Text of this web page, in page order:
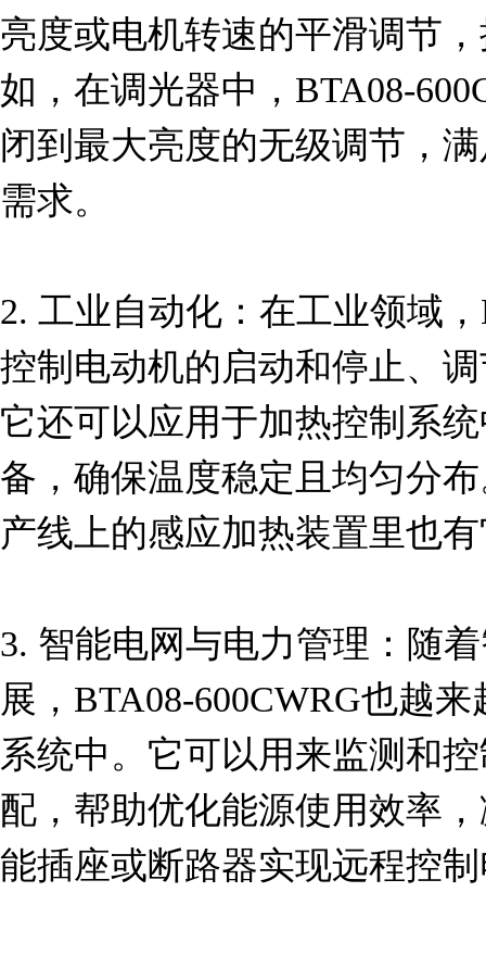
亮度或电机转速的平滑调节
如，在调光器中，BTA08-
闭到最大亮度的无级调节，
需求。
2. 工业自动化：在工业领域
控制电动机的启动和停止、
它还可以应用于加热控制系
备，确保温度稳定且均匀分
产线上的感应加热装置里也
3. 智能电网与电力管理：随
展，BTA08-600CWRG也越
系统中。它可以用来监测和
配，帮助优化能源使用效率
能插座或断路器实现远程控